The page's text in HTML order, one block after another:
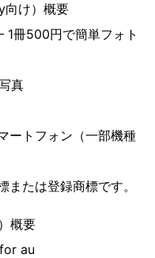
け）概要
冊500円で簡単フォト
真
ートフォン（一部機種
たは登録商標です。
概要
au